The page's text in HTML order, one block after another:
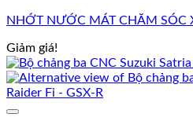
NHỚT NƯỚC MÁT CHĂM SÓC
Giảm giá!